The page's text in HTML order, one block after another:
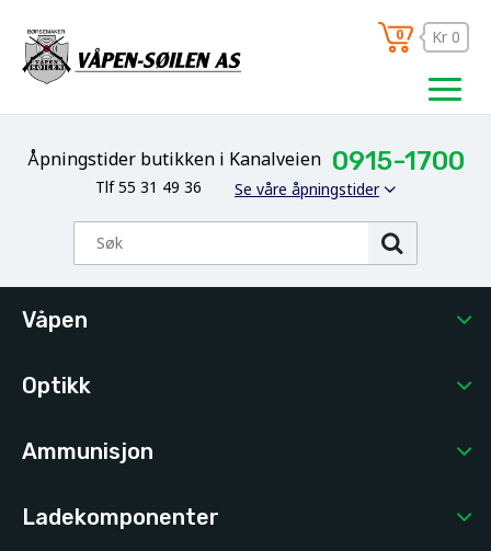
Åpningstider butikken i Kanalveien 0915-1700
Tlf 55 31 49 36 Se våre åpningstider
0 Kr 0
Våpen
Optikk
Ammunisjon
Ladekomponenter